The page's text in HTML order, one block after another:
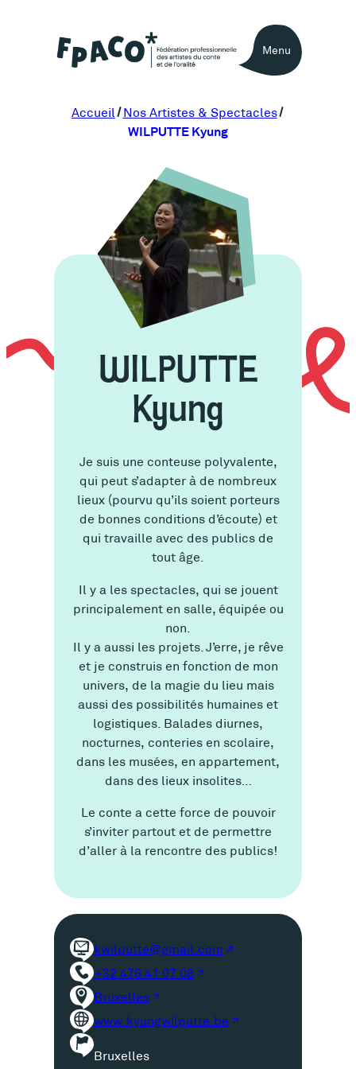
Menu
Accueil Nos Artistes & Spectacles
WILPUTTE Kyung
WILPUTTE
Kyung
Je suis une conteuse polyvalente,
qui peut s’adapter à de nombreux
lieux (pourvu qu’ils soient porteurs
de bonnes conditions d’écoute) et
qui travaille avec des publics de
tout âge.
Il y a les spectacles, qui se jouent
principalement en salle, équipée ou
non.
Il y a aussi les projets. J’erre, je rêve
et je construis en fonction de mon
univers, de la magie du lieu mais
aussi des possibilités humaines et
logistiques. Balades diurnes,
nocturnes, conteries en scolaire,
dans les musées, en appartement,
dans des lieux insolites…
Le conte a cette force de pouvoir
s’inviter partout et de permettre
d’aller à la rencontre des publics!
kwilputte@gmail.com
+32 478 41 07 08
Bruxelles
www.kyungwilputte.be
P
Bruxelles